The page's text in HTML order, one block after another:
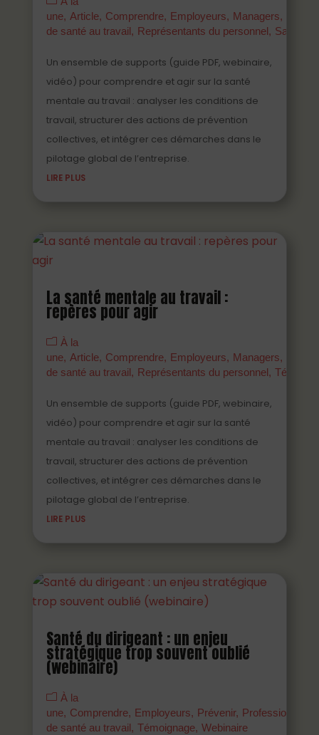
une
Article Comprendre Employeurs Managers
de santé au travail
Représentants du personnel Salariés
Un ensemble de supports (guide PDF, webinaire,
vidéo) pour comprendre et agir sur la santé
mentale au travail : analyser les conditions de
travail, structurer des actions de prévention
collectives, et intégrer ces démarches dans le
pilotage global de l’entreprise.
LIRE PLUS
La santé mentale au travail :
repères pour agir
À la
une
Article Comprendre Employeurs Managers
de santé au travail
Représentants du personnel
Un ensemble de supports (guide PDF, webinaire,
vidéo) pour comprendre et agir sur la santé
mentale au travail : analyser les conditions de
travail, structurer des actions de prévention
collectives, et intégrer ces démarches dans le
pilotage global de l’entreprise.
LIRE PLUS
Santé du dirigeant : un enjeu
stratégique trop souvent oublié
(webinaire)
À la
une
Comprendre Employeurs Prévenir
Professionnels
de santé au travail Témoignage Webinaire